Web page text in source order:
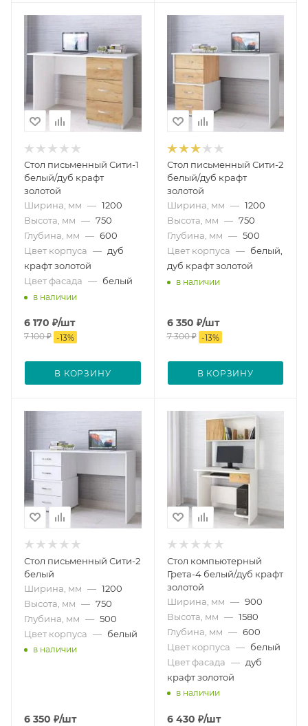
Стол письменный Сити-1
белый/дуб крафт
золотой
Ширина, мм — 1200
Высота, мм — 750
Глубина, мм — 600
Цвет корпуса — дуб
крафт золотой
Цвет фасада — белый
в наличии
6 170 ₽/шт
7 100₽ -13%
В КОРЗИНУ
Стол письменный Сити-2
белый/дуб крафт
золотой
Ширина, мм — 1200
Высота, мм — 750
Глубина, мм — 500
Цвет корпуса — белый,
дуб крафт золотой
в наличии
6 350 ₽/шт
7 300₽ -13%
В КОРЗИНУ
Стол письменный Сити-2
белый
Ширина, мм — 1200
Высота, мм — 750
Глубина, мм — 500
Цвет корпуса — белый
в наличии
6 350 ₽/шт
Стол компьютерный
Грета-4 белый/дуб крафт
золотой
Ширина, мм — 900
Высота, мм — 1580
Глубина, мм — 600
Цвет корпуса — белый
Цвет фасада — дуб
крафт золотой
в наличии
6 430 ₽/шт